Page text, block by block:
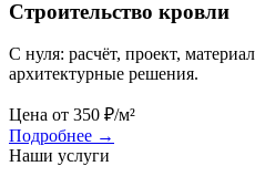
Строительство кровли
С нуля: расчёт, проект,
архитектурные решения.
Цена от 350 ₽/м²
Подробнее →
Наши услуги